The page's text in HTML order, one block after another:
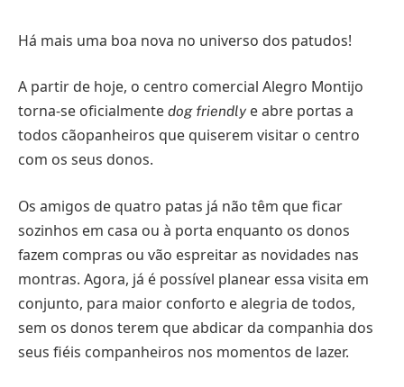
Há mais uma boa nova no universo dos patudos!
A partir de hoje, o centro comercial Alegro Montijo
torna-se oficialmente dog friendly e abre portas a
todos cãopanheiros que quiserem visitar o centro
com os seus donos.
Os amigos de quatro patas já não têm que ficar
sozinhos em casa ou à porta enquanto os donos
fazem compras ou vão espreitar as novidades nas
montras. Agora, já é possível planear essa visita em
conjunto, para maior conforto e alegria de todos,
sem os donos terem que abdicar da companhia dos
seus fiéis companheiros nos momentos de lazer.